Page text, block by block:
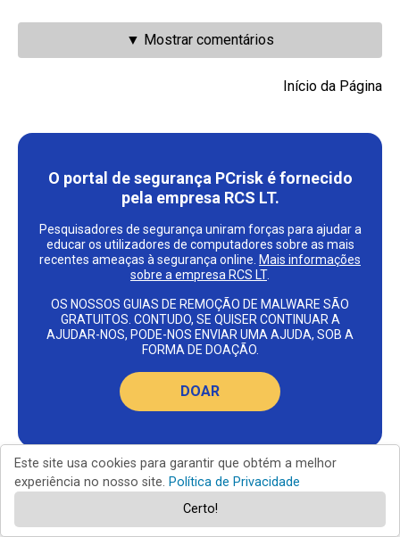
▼ Mostrar comentários
Início da Página
O portal de segurança PCrisk é fornecido
pela empresa RCS LT.
Pesquisadores de segurança uniram forças para ajudar a
educar os utilizadores de computadores sobre as mais
recentes ameaças à segurança online. Mais informações
sobre a empresa RCS LT.
OS NOSSOS GUIAS DE REMOÇÃO DE MALWARE SÃO
GRATUITOS. CONTUDO, SE QUISER CONTINUAR A
AJUDAR-NOS, PODE-NOS ENVIAR UMA AJUDA, SOB A
FORMA DE DOAÇÃO.
DOAR
Este site usa cookies para garantir que obtém a melhor
experiência no nosso site. Política de Privacidade
Certo!